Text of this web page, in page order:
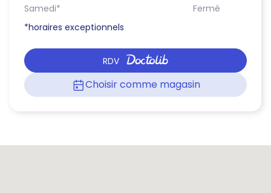
Samedi*
Fermé
*horaires exceptionnels
RDV
Choisir comme magasin